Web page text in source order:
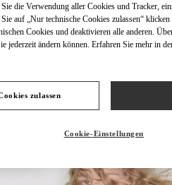
Sie die Verwendung aller Cookies und Tracker,
auf „Nur technische Cookies zulassen“
Cookies und deaktivieren alle anderen.
jederzeit ändern können. Erfahren Sie mehr in
zulassen
Cookie-Einstellungen